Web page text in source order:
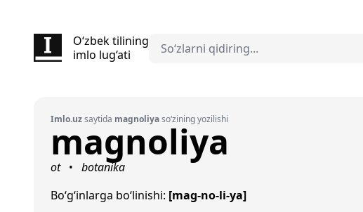
O‘zbek tilining
imlo lug‘ati
Imlo.uzsaytida magnoliyaso‘zining yozilishi
magnoliya
ot •
botanika
Bo‘g‘inlarga bo‘linishi: [mag-no-li-ya]